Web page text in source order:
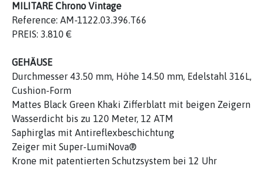
MILITARE Chrono Vintage
Reference: AM-1122.03.396.T66
PREIS: 3.810 €
GEHÄUSE
Durchmesser 43.50 mm, Höhe 14.50 mm, Edelstahl 316L,
Cushion-Form
Mattes Black Green Khaki Zifferblatt mit beigen Zeigern
Wasserdicht bis zu 120 Meter, 12 ATM
Saphirglas mit Antireflexbeschichtung
Zeiger mit Super-LumiNova®
Krone mit patentierten Schutzsystem bei 12 Uhr